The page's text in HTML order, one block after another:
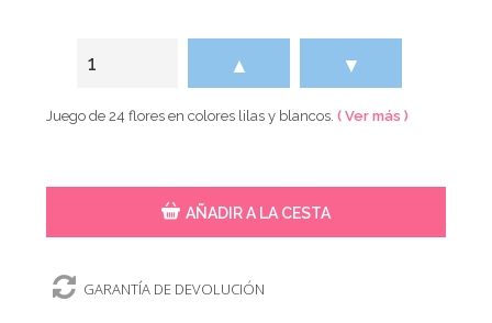
▲ ▼
Juego de 24 flores en colores lilas y blancos.( Ver más )
AÑADIR A LA CESTA
GARANTÍA DE DEVOLUCIÓN